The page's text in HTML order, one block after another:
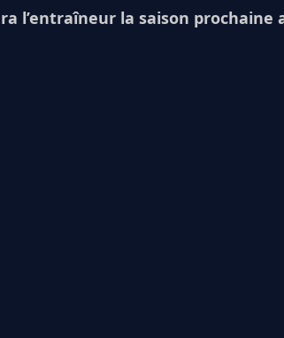
l’entraîneur la saison prochaine